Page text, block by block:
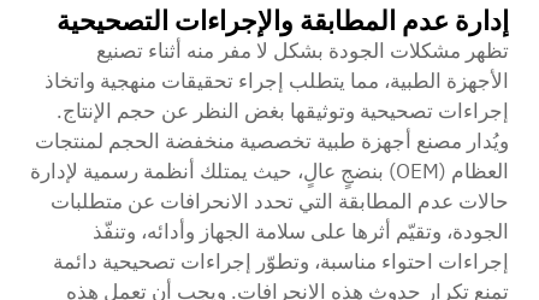
إدارة عدم المطابقة والإجراءات التصحيحية
تظهر مشكلات الجودة بشكل لا مفر منه أثناء تصنيع
الأجهزة الطبية، مما يتطلب إجراء تحقيقات منهجية واتخاذ
إجراءات تصحيحية وتوثيقها بغض النظر عن حجم الإنتاج.
ويُدار مصنع أجهزة طبية تخصصية منخفضة الحجم لمنتجات
العظام (OEM) بنضجٍ عالٍ، حيث يمتلك أنظمة رسمية لإدارة
حالات عدم المطابقة التي تحدد الانحرافات عن متطلبات
الجودة، وتقيّم أثرها على سلامة الجهاز وأدائه، وتنفّذ
إجراءات احتواء مناسبة، وتطوّر إجراءات تصحيحية دائمة
تمنع تكرار حدوث هذه الانحرافات. ويجب أن تعمل هذه